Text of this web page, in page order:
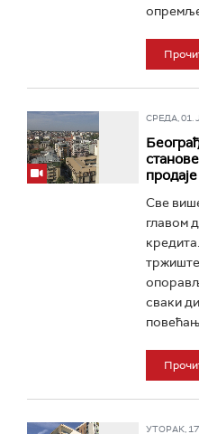
СРЕДА, 01.
Све
главом
сваки
УТОРАК,